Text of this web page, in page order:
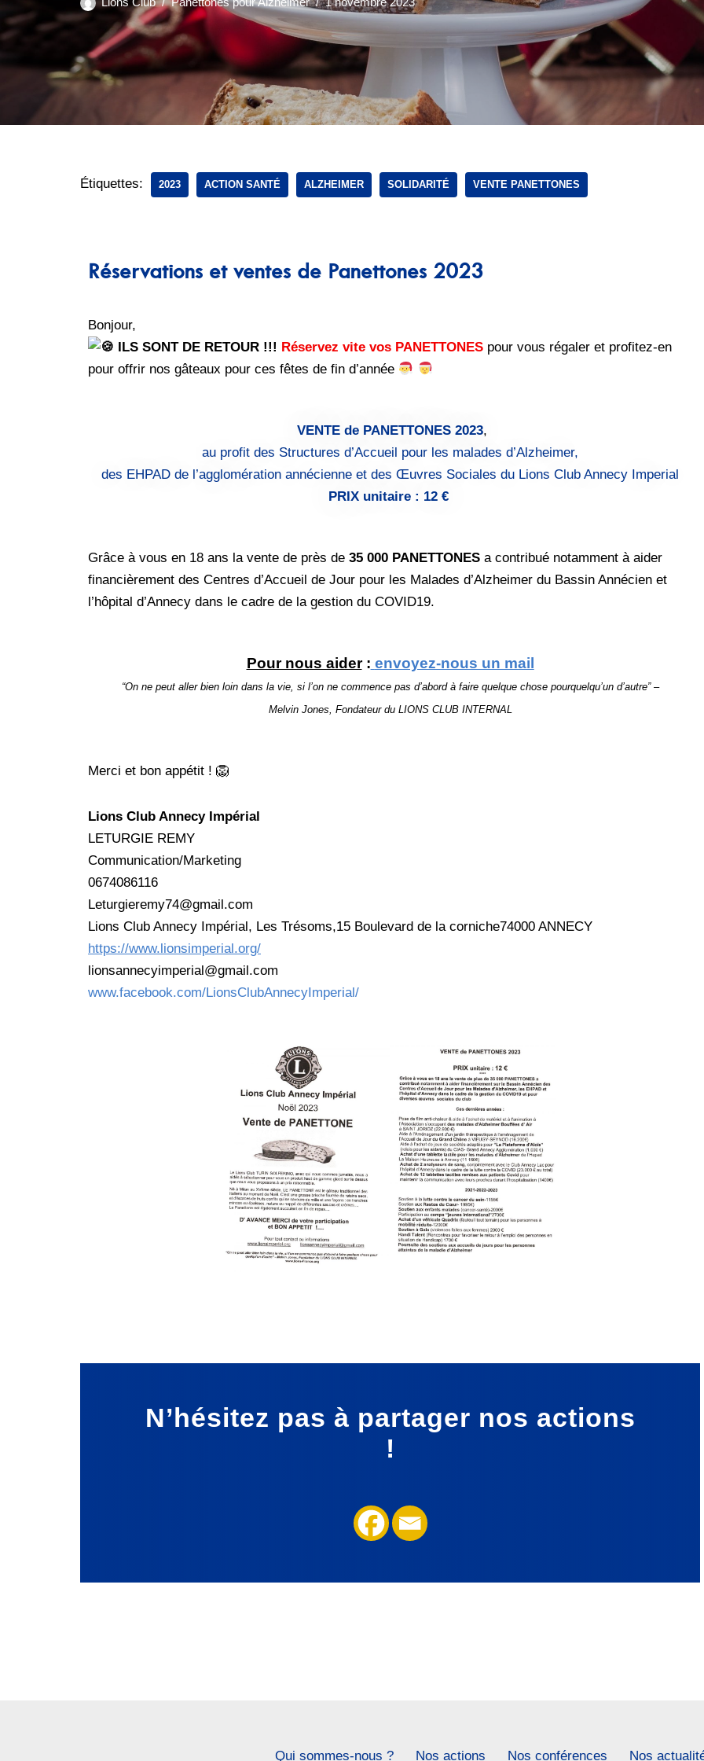
Étiquettes: 2023 ACTION SANTÉ ALZHEIMER SOLIDARITÉ VENTE PANETTONES
Réservations et ventes de Panettones 2023
Bonjour,
ILS SONT DE RETOUR !!! Réservez vite vos PANETTONES pour vous régaler et profitez-en
pour offrir nos gâteaux pour ces fêtes de fin d’année
VENTE de PANETTONES 2023,
au profit des Structures d’Accueil pour les malades d’Alzheimer,
des EHPAD de l’agglomération annécienne et des Œuvres Sociales du Lions Club Annecy Imperial
PRIX unitaire : 12 €
Grâce à vous en 18 ans la vente de près de 35 000 PANETTONES a contribué notamment à aider
financièrement des Centres d’Accueil de Jour pour les Malades d’Alzheimer du Bassin Annécien et
l’hôpital d’Annecy dans le cadre de la gestion du COVID19.
Pour nous aider: envoyez-nous un mail
“On ne peut aller bien loin dans la vie, si l’on ne commence pas d’abord à faire quelque chose pourquelqu’un d’autre” –
Melvin Jones, Fondateur du LIONS CLUB INTERNAL
Merci et bon appétit ! 🦁
Lions Club Annecy Impérial
LETURGIE REMY
Communication/Marketing
0674086116
Leturgieremy74@gmail.com
Lions Club Annecy Impérial, Les Trésoms,15 Boulevard de la corniche74000 ANNECY
https://www.lionsimperial.org/
lionsannecyimperial@gmail.com
www.facebook.com/LionsClubAnnecyImperial/
N’hésitez pas à partager nos actions
!
Qui sommes-nous ? Nos actions Nos conférences Nos